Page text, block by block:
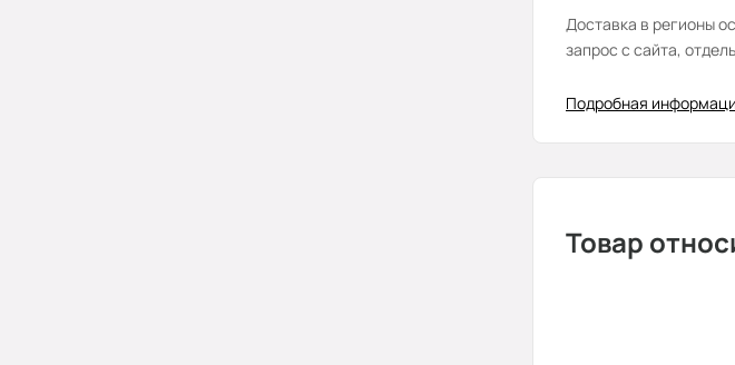
Доставка в регионы
запрос с сайта,
Подробная
Товар